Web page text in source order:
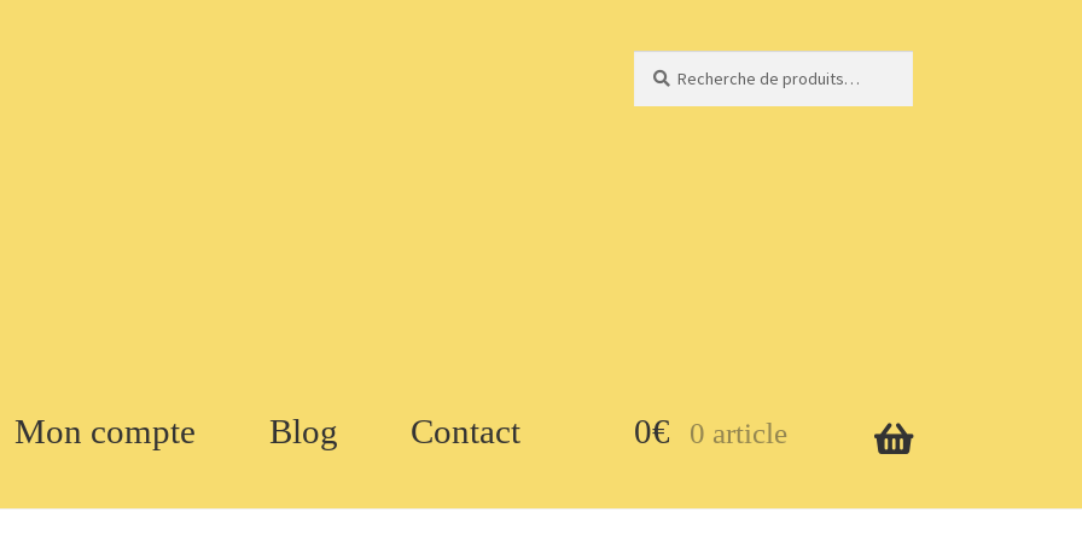
pour :
Mon compte Blog Contact 0€ 0 article